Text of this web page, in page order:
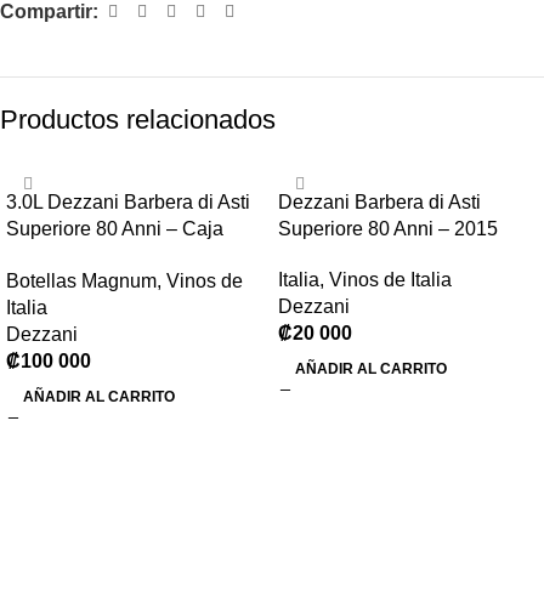
Compartir:
Productos relacionados
3.0L Dezzani Barbera di Asti
Superiore 80 Anni – Caja
Botellas Magnum, Vinos de
Italia
Dezzani
₡100 000
AÑADIR AL CARRITO
Dezzani Barbera di Asti
Superiore 80 Anni – 2015
Italia, Vinos de Italia
Dezzani
₡20 000
AÑADIR AL CARRITO